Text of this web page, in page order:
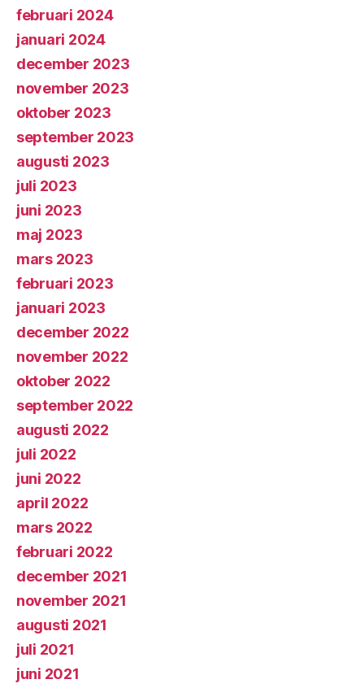
februari 2024
januari 2024
december 2023
november 2023
oktober 2023
september 2023
augusti 2023
juli 2023
juni 2023
maj 2023
mars 2023
februari 2023
januari 2023
december 2022
november 2022
oktober 2022
september 2022
augusti 2022
juli 2022
juni 2022
april 2022
mars 2022
februari 2022
december 2021
november 2021
augusti 2021
juli 2021
juni 2021